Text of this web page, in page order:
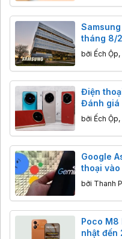
tháng 8/
mật trên
bởi Ếch Ộp,
Điện
Đánh giá
bởi Ếch Ộp,
Google
thoại
bởi Thanh
Poco M8
nhật đến